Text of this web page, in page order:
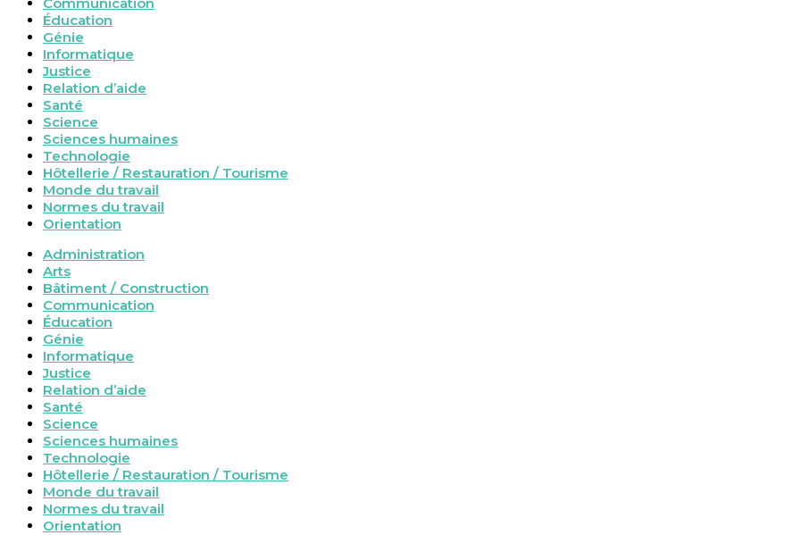
Éducation
Génie
Informatique
Justice
Relation d’aide
Santé
Science
Sciences humaines
Technologie
Hôtellerie / Restauration / Tourisme
Monde du travail
Normes du travail
Orientation
Administration
Arts
Bâtiment / Construction
Communication
Éducation
Génie
Informatique
Justice
Relation d’aide
Santé
Science
Sciences humaines
Technologie
Hôtellerie / Restauration / Tourisme
Monde du travail
Normes du travail
Orientation